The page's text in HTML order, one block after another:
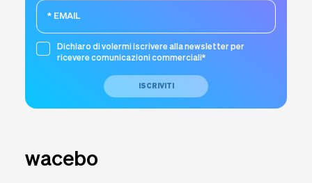
Dichiaro di volermi iscrivere alla newsletter per
ricevere comunicazioni commerciali*
ISCRIVITI
wacebo